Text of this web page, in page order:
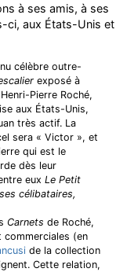
à ses amis, à ses
ci, aux États-Unis et
célèbre outre-
exposé à
Pierre Roché,
aux États-Unis,
très actif. La
sera « Victor », et
qui est le
dès leur
eux Le Petit
célibataires,
Carnets de Roché,
(en
de la collection
Cette relation,